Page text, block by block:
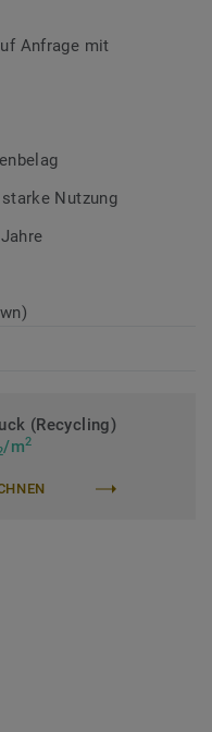
eine authentische,
zuverlässig vor
phthalatfrei und
auf, geprüft nach
0,70 mm
für den Einsatz im
Anfrage mit
starke Nutzung
(Recycling)
/m2